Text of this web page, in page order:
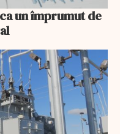
un împrumut de